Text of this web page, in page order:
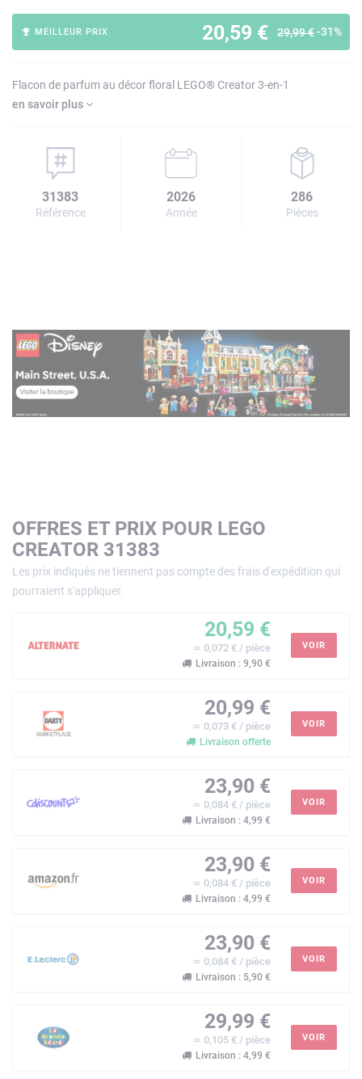
20,59 € 29,99 €-31%
MEILLEUR PRIX
Flacon de parfum au décor floral LEGO® Creator 3-en-1
en savoir plus
31383
Référence
2026
Année
286
Pièces
OFFRES ET PRIX POUR LEGO
CREATOR 31383
Les prix indiqués ne tiennent pas compte des frais d'expédition qui
pourraient s'appliquer.
20,59 €
≃ 0,072 € / pièce
Livraison : 9,90 €
VOIR
20,99 €
≃ 0,073 € / pièce
Livraison offerte
VOIR
23,90 €
≃ 0,084 € / pièce
Livraison : 4,99 €
VOIR
23,90 €
≃ 0,084 € / pièce
Livraison : 4,99 €
VOIR
23,90 €
≃ 0,084 € / pièce
Livraison : 5,90 €
VOIR
29,99 €
≃ 0,105 € / pièce
Livraison : 4,99 €
VOIR